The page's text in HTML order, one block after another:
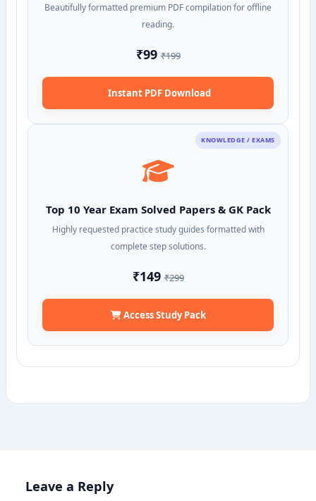
Beautifully formatted premium PDF compilation for offline
reading.
₹99₹199
Instant PDF Download
KNOWLEDGE / EXAMS
Top 10 Year Exam Solved Papers & GK Pack
Highly requested practice study guides formatted with
complete step solutions.
₹149₹299
Access Study Pack
Leave a Reply